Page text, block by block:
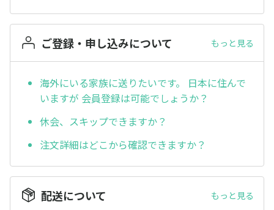
ご登録・申し込みについて もっと見る
海外にいる家族に送りたいです。 日本に住んで
いますが 会員登録は可能でしょうか？
休会、スキップできますか？
注文詳細はどこから確認できますか？
配送について もっと見る